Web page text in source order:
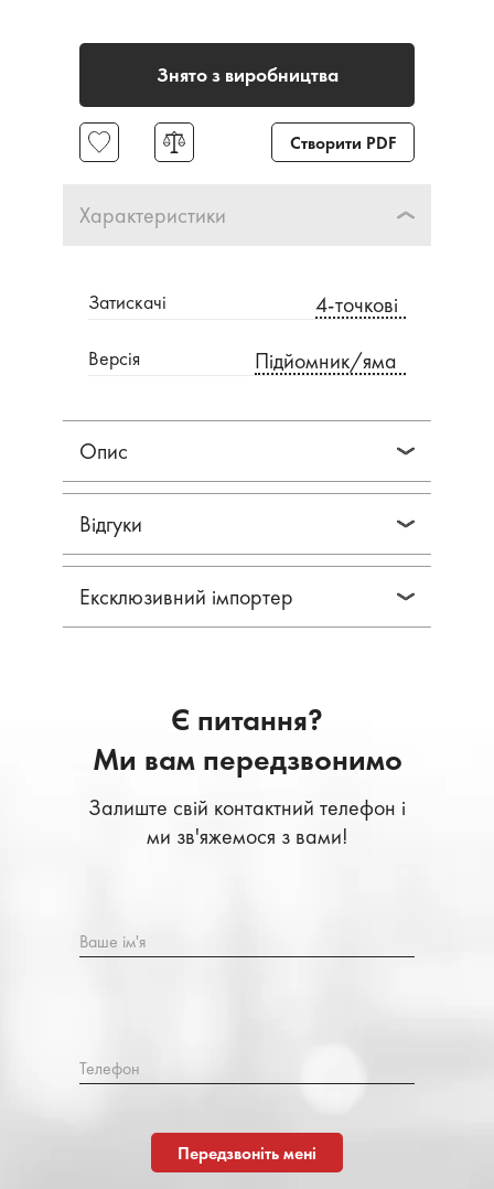
Знято з виробництва
Створити PDF
Характеристики
Затискачі 4-точкові
Версія Підйомник/яма
Опис
Відгуки
Ексклюзивний імпортер
Є питання?
Ми вам передзвонимо
Залиште свій контактний телефон і
ми зв'яжемося з вами!
Ваше ім'я
Телефон
Передзвоніть мені